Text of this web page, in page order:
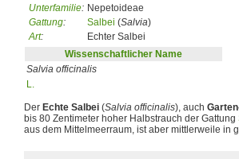
Unterfamilie: Nepetoideae
Gattung: Salbei (Salvia)
Art:
Echter Salbei
Wissenschaftlicher Name
Salvia officinalis
L.
Der Echte Salbei (Salvia officinalis), auch
bis 80 Zentimeter hoher Halbstrauch der Gattung
aus dem Mittelmeerraum, ist aber mittlerweile in